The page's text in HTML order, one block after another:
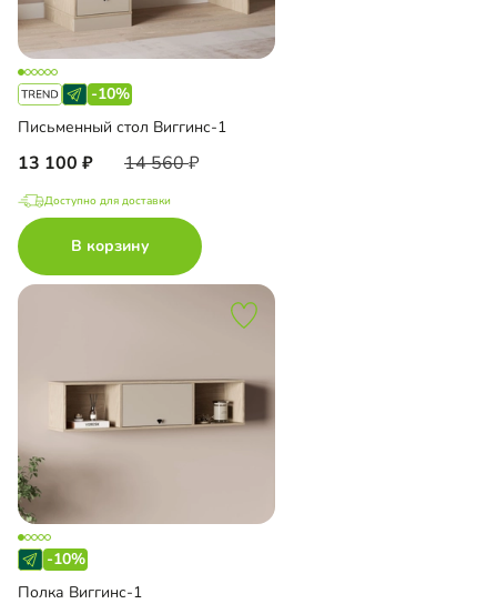
-10%
Письменный стол Виггинс-1
13 100 14 560
Доступно для доставки
В корзину
-10%
Полка Виггинс-1